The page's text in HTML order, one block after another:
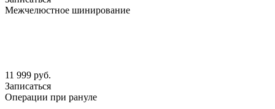
Межчелюстное шинирование
11 999 руб.
Записаться
Операции при рануле